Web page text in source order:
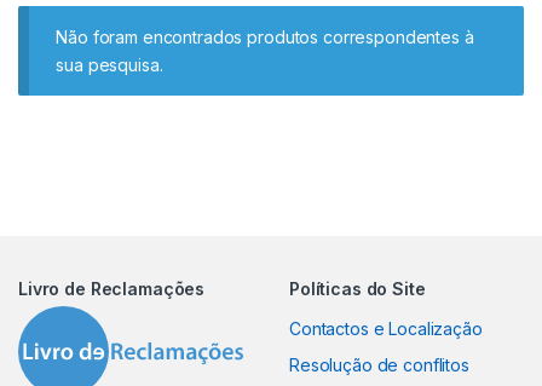
Não foram encontrados produtos correspondentes à
sua pesquisa.
Livro de Reclamações
Políticas do Site
Contactos e Localização
Resolução de conflitos